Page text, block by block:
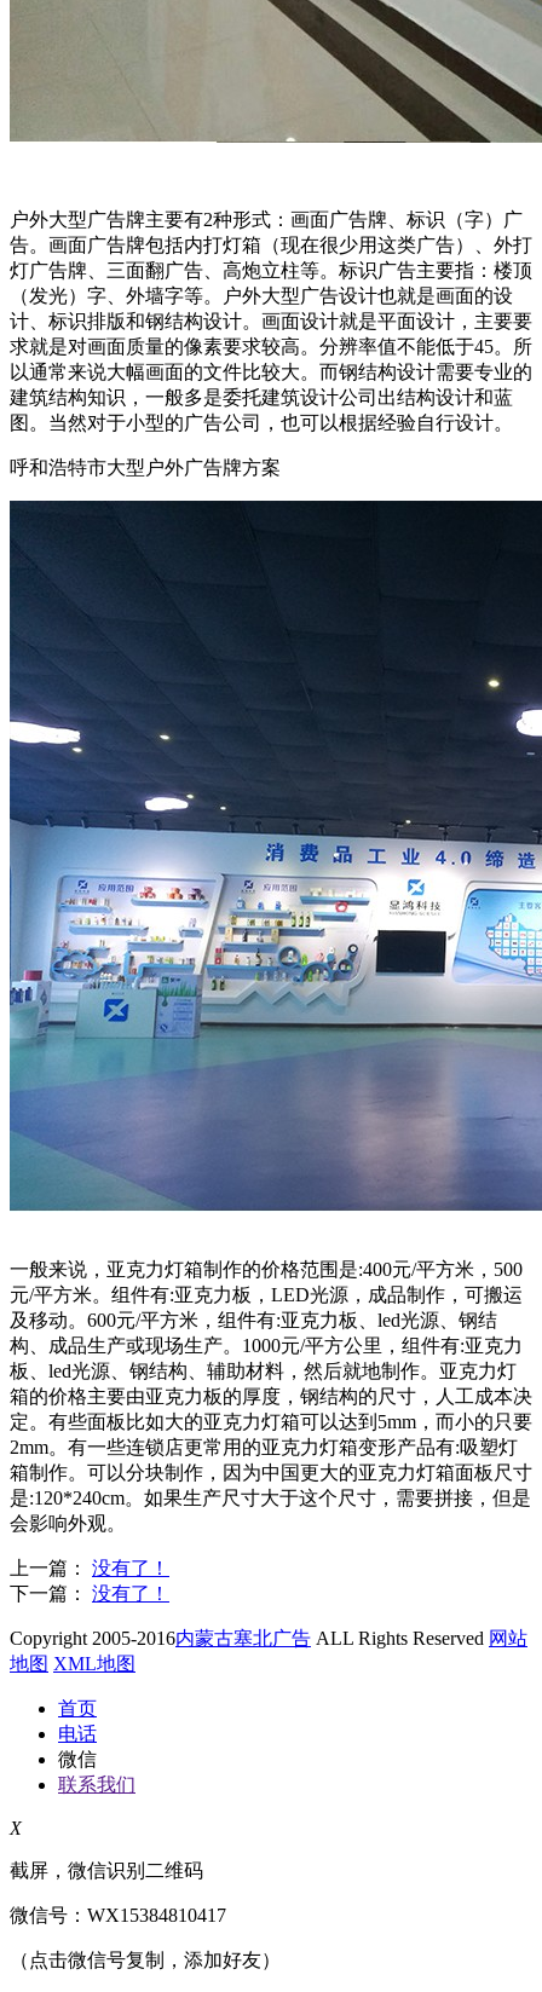
户外大型广告牌主要有2种形式：画面广告牌、标识（字）广
告。画面广告牌包括内打灯箱（现在很少用这类广告）、外打
灯广告牌、三面翻广告、高炮立柱等。标识广告主要指：楼顶
（发光）字、外墙字等。户外大型广告设计也就是画面的设
计、标识排版和钢结构设计。画面设计就是平面设计，主要要
求就是对画面质量的像素要求较高。分辨率值不能低于45。所
以通常来说大幅画面的文件比较大。而钢结构设计需要专业的
建筑结构知识，一般多是委托建筑设计公司出结构设计和蓝
图。当然对于小型的广告公司，也可以根据经验自行设计。
呼和浩特市大型户外广告牌方案
一般来说，亚克力灯箱制作的价格范围是:400元/平方米，500
元/平方米。组件有:亚克力板，LED光源，成品制作，可搬运
及移动。600元/平方米，组件有:亚克力板、led光源、钢结
构、成品生产或现场生产。1000元/平方公里，组件有:亚克力
板、led光源、钢结构、辅助材料，然后就地制作。亚克力灯
箱的价格主要由亚克力板的厚度，钢结构的尺寸，人工成本决
定。有些面板比如大的亚克力灯箱可以达到5mm，而小的只要
2mm。有一些连锁店更常用的亚克力灯箱变形产品有:吸塑灯
箱制作。可以分块制作，因为中国更大的亚克力灯箱面板尺寸
是:120*240cm。如果生产尺寸大于这个尺寸，需要拼接，但是
会影响外观。
上一篇： 没有了！
下一篇： 没有了！
Copyright 2005-2016内蒙古塞北广告 ALL Rights Reserved 网站
地图 XML地图
首页
电话
微信
联系我们
X
截屏，微信识别二维码
微信号： WX15384810417
（点击微信号复制，添加好友）